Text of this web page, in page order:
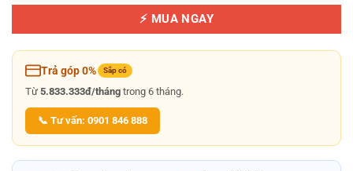
⚡ MUA NGAY
Trả góp 0% Sắp có
Từ5.833.333đ/tháng trong 6 tháng.
📞 Tư vấn: 0901 846 888